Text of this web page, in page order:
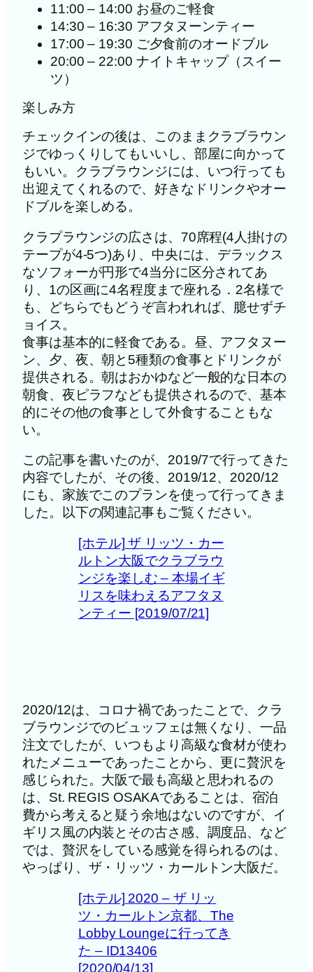
11:00 – 14:00 お昼のご軽食
14:30 – 16:30 アフタヌーンティー
17:00 – 19:30 ご夕食前のオードブル
20:00 – 22:00 ナイトキャップ（スイー
ツ）
楽しみ方
チェックインの後は、このままクラブラウン
ジでゆっくりしてもいいし、部屋に向かって
もいい。クラブラウンジには、いつ行っても
出迎えてくれるので、好きなドリンクやオー
ドブルを楽しめる。
クラプラウンジの広さは、70席程(4人掛けの
テープが4-5つ)あり、中央には、デラックス
なソフォーが円形で4当分に区分されてあ
り、1の区画に4名程度まで座れる．2名様で
も、どちらでもどうぞ言われれば、臆せずチ
ョイス。
食事は基本的に軽食である。昼、アフタヌー
ン、夕、夜、朝と5種類の食事とドリンクが
提供される。朝はおかゆなど一般的な日本の
朝食、夜ピラフなども提供されるので、基本
的にその他の食事として外食することもな
い。
この記事を書いたのが、2019/7で行ってきた
内容でしたが、その後、2019/12、2020/12
にも、家族でこのプランを使って行ってきま
した。以下の関連記事もご覧ください。
[ホテル] ザ リッツ・カー
ルトン大阪でクラブラウ
ンジを楽しむ – 本場イギ
リスを味わえるアフタヌ
ンティー [2019/07/21]
2020/12は、コロナ禍であったことで、クラ
ブラウンジでのビュッフェは無くなり、一品
注文でしたが、いつもより高級な食材が使わ
れたメニューであったことから、更に贅沢を
感じられた。大阪で最も高級と思われるの
は、St. REGIS OSAKAであることは、宿泊
費から考えると疑う余地はないのですが、イ
ギリス風の内装とその古さ感、調度品、など
では、贅沢をしている感覚を得られるのは、
やっぱり、ザ・リッツ・カールトン大阪だ。
[ホテル] 2020 – ザ リッ
ツ・カールトン京都、The
Lobby Loungeに行ってき
た – ID13406
[2020/04/13]